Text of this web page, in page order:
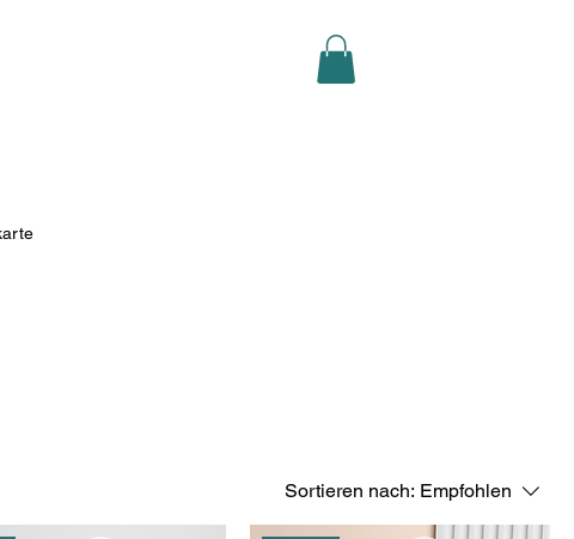
Sortieren nach: Empfohlen